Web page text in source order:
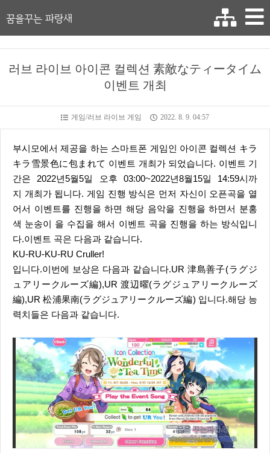
꿈을꾸는 파랑새
러브 라이브 아이콘 컬렉션 素敵なティータイム
이벤트 개최
게임/러브 라이브 게임 2022. 8. 9. 04:57
부시모에서 제공을 하는 스마트폰 게임인 아이콘 컬렉션 キラ
キラ雪景色に包まれて 이벤트 개최가 되었습니다. 이벤트 기
간은 2022년5월5일 오후 03:00~2022년8월15일 14:59시까
지 개최가 됩니다. 게임 진행 방식은 먼저 자신이 오픈곡을 열
어서 이벤트를 진행을 하면 해당 음악을 진행을 하면서 분홍
색 눈송이 을 수집을 해서 이벤트 곡을 진행을 하는 방식입니
다.이벤트 곡은 다음과 같습니다.
KU-RU-KU-RU Cruller!
입니다.이번에 보상은 다음과 같습니다.UR 津島善子(ラグジ
ュアリークルーズ編),UR 渡辺曜(ラグジュアリークルーズ
編),UR 松浦果南(ラグジュアリークルーズ編) 입니다.해당 능
력치들은 다음과 같습니다.